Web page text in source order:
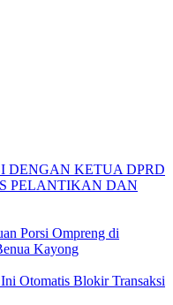
DENGAN KETUA DPRD
PELANTIKAN DAN
Porsi Ompreng di
Kayong
Otomatis Blokir Transaksi